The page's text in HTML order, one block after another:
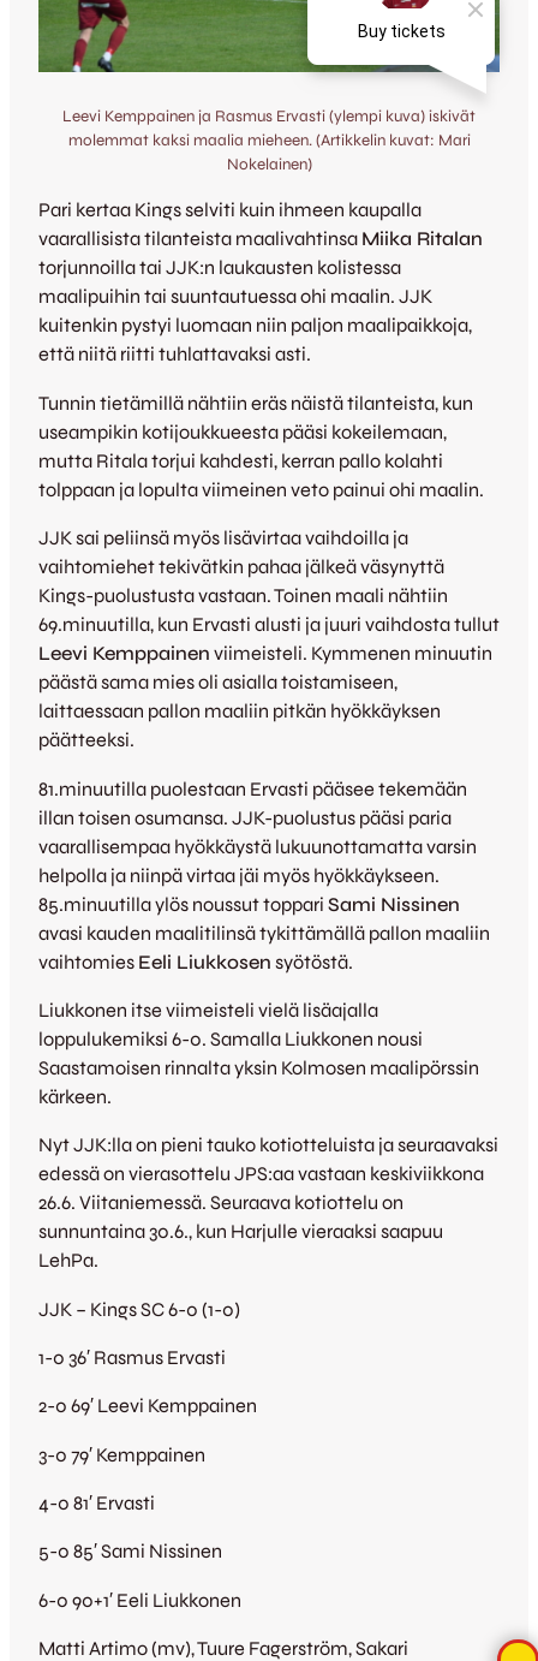
Leevi Kemppainen ja Rasmus Ervasti (ylempi kuva) iskivät
molemmat kaksi maalia mieheen. (Artikkelin kuvat: Mari
Nokelainen)
Pari kertaa Kings selviti kuin ihmeen kaupalla
vaarallisista tilanteista maalivahtinsa Miika Ritalan
torjunnoilla tai JJK:n laukausten kolistessa
maalipuihin tai suuntautuessa ohi maalin. JJK
kuitenkin pystyi luomaan niin paljon maalipaikkoja,
että niitä riitti tuhlattavaksi asti.
Tunnin tietämillä nähtiin eräs näistä tilanteista, kun
useampikin kotijoukkueesta pääsi kokeilemaan,
mutta Ritala torjui kahdesti, kerran pallo kolahti
tolppaan ja lopulta viimeinen veto painui ohi maalin.
JJK sai peliinsä myös lisävirtaa vaihdoilla ja
vaihtomiehet tekivätkin pahaa jälkeä väsynyttä
Kings-puolustusta vastaan. Toinen maali nähtiin
69.minuutilla, kun Ervasti alusti ja juuri vaihdosta tullut
Leevi Kemppainen viimeisteli. Kymmenen minuutin
päästä sama mies oli asialla toistamiseen,
laittaessaan pallon maaliin pitkän hyökkäyksen
päätteeksi.
81.minuutilla puolestaan Ervasti pääsee tekemään
illan toisen osumansa. JJK-puolustus pääsi paria
vaarallisempaa hyökkäystä lukuunottamatta varsin
helpolla ja niinpä virtaa jäi myös hyökkäykseen.
85.minuutilla ylös noussut toppari Sami Nissinen
avasi kauden maalitilinsä tykittämällä pallon maaliin
vaihtomies Eeli Liukkosen syötöstä.
Liukkonen itse viimeisteli vielä lisäajalla
loppulukemiksi 6-0. Samalla Liukkonen nousi
Saastamoisen rinnalta yksin Kolmosen maalipörssin
kärkeen.
Nyt JJK:lla on pieni tauko kotiotteluista ja seuraavaksi
edessä on vierasottelu JPS:aa vastaan keskiviikkona
26.6. Viitaniemessä. Seuraava kotiottelu on
sunnuntaina 30.6., kun Harjulle vieraaksi saapuu
LehPa.
JJK – Kings SC 6-0 (1-0)
1-0 36′ Rasmus Ervasti
2-0 69′ Leevi Kemppainen
3-0 79′ Kemppainen
4-0 81′ Ervasti
5-0 85′ Sami Nissinen
6-0 90+1′ Eeli Liukkonen
Matti Artimo (mv), Tuure Fagerström, Sakari